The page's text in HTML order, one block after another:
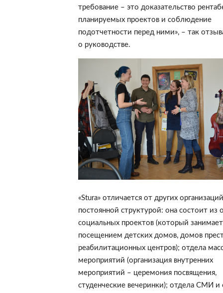
требование – это доказательство
планируемых проектов и соблюдение
подотчетности перед ними», – так
о руководстве.
«Stura» отличается от других
постоянной структурой: она состоит из
социальных проектов (который
посещением детских домов, домов
реабилитационных центров); отдела
мероприятий (организация внутренних
мероприятий – церемония посвящения,
студенческие вечеринки); отдела СМИ и